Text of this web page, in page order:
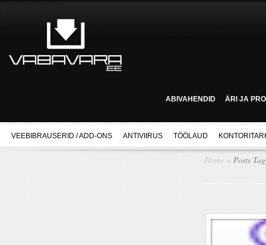
ABIVAHENDID ÄRI JA
VEEBIBRAUSERID / ADD-ONS ANTIVIIRUS TÖÖLAUD
Home » Posts